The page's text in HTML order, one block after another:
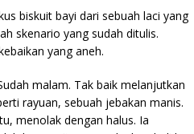
biskuit bayi dari sebuah laci yang
skenario yang sudah ditulis.
yang aneh.
malam. Tak baik melanjutkan
rayuan, sebuah jebakan manis.
menolak dengan halus. Ia